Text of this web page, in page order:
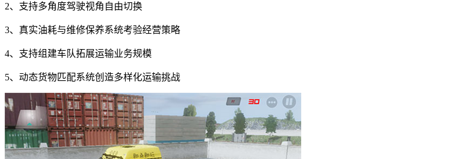
2、支持多角度驾驶视角自由切换
3、真实油耗与维修保养系统考验经营策略
4、支持组建车队拓展运输业务规模
5、动态货物匹配系统创造多样化运输挑战